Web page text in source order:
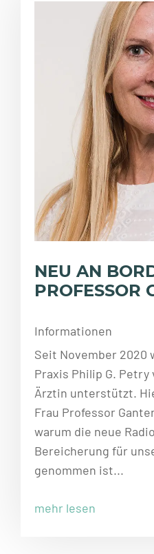
NEU AN
PROFESSOR
Informationen
Seit November 2020
Praxis Philip G.
Ärztin unterstützt.
Frau Professor
warum die neue
Bereicherung für
genommen ist...
mehr lesen